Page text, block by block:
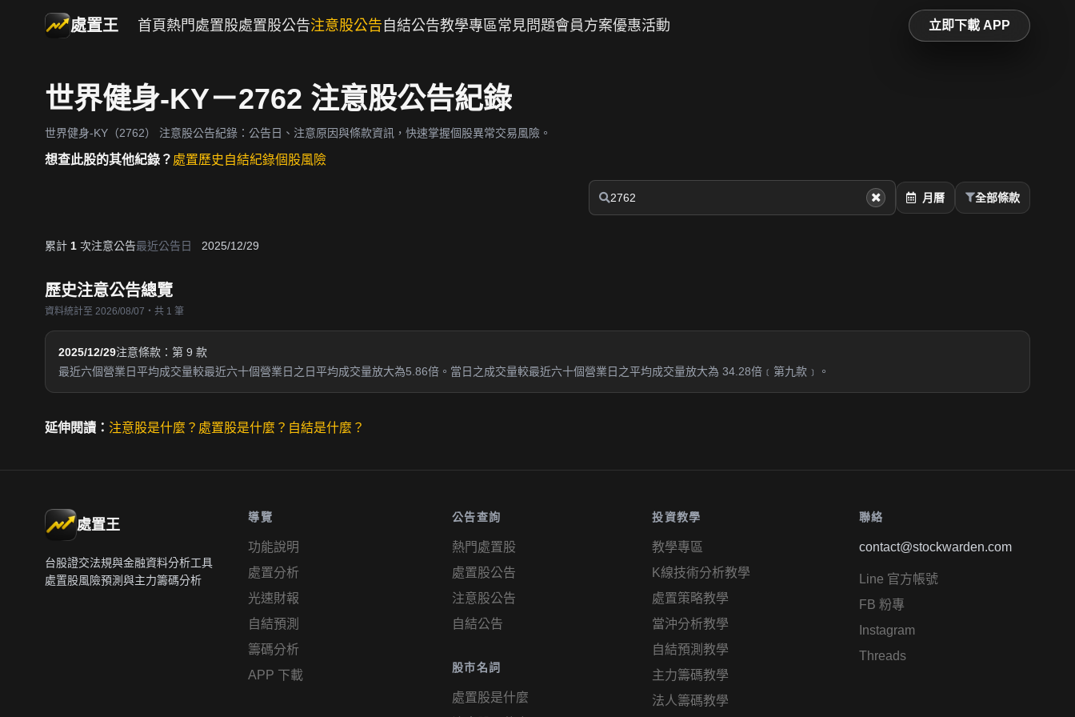
處置王 首頁 熱門處置股處置股公告注意股公告 自結公告教學專區常見問題會員方案優惠活動 立即下載 APP
世界健身-KY－2762 注意股公告紀錄
世界健身-KY（2762） 注意股公告紀錄：公告日、注意原因與條款資訊，快速掌握個股異常交易風險。
想查此股的其他紀錄？ 處置歷史自結紀錄個股風險
月曆 全部條款
累計 1 次注意公告最近公告日 2025/12/29
歷史注意公告總覽
資料統計至 2026/08/07・共 1 筆
2025/12/29注意條款：第 9 款
最近六個營業日平均成交量較最近六十個營業日之日平均成交量放大為5.86倍。當日之成交量較最近六十個營業日之平均成交量放大為 34.28倍﹝第九款﹞。
延伸閱讀： 注意股是什麼？ 處置股是什麼？ 自結是什麼？
處置王
台股證交法規與金融資料分析工具
處置股風險預測與主力籌碼分析
導覽
功能說明
處置分析
光速財報
自結預測
籌碼分析
APP 下載
公告查詢
熱門處置股
處置股公告
注意股公告
自結公告
股市名詞
處置股是什麼
投資教學
教學專區
K線技術分析教學
處置策略教學
當沖分析教學
自結預測教學
主力籌碼教學
法人籌碼教學
聯絡
contact@stockwarden.com
Line 官方帳號
FB 粉專
Instagram
Threads